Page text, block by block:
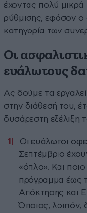
έχοντας πολύ
ρύθμισης, εφόσον ο
κατηγορία των
Οι
ευάλωτους
Ας δούμε τα
στην διάθεσή του,
δυσάρεστη εξέλιξη
Οι ευάλωτοι
Σεπτέμβριο
«όπλο». Και
πρόγραμμα έως
Απόκτησης και
Όποιος, λοιπόν,